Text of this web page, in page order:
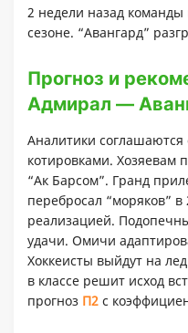
2 недели назад
сезоне. “Авангард”
Прогноз и
Адмирал —
Аналитики соглашаются
котировками. Хозяевам
“Ак Барсом”. Гранд
перебросал “моряков”
реализацией.
удачи. Омичи
Хоккеисты выйдут на
в классе решит исход
прогноз П2 с